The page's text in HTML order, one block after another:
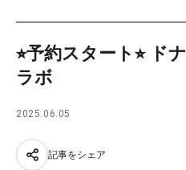
JP
⭐︎予約スタート⭐︎ ド
ラボ
2025.06.05
記事をシェア